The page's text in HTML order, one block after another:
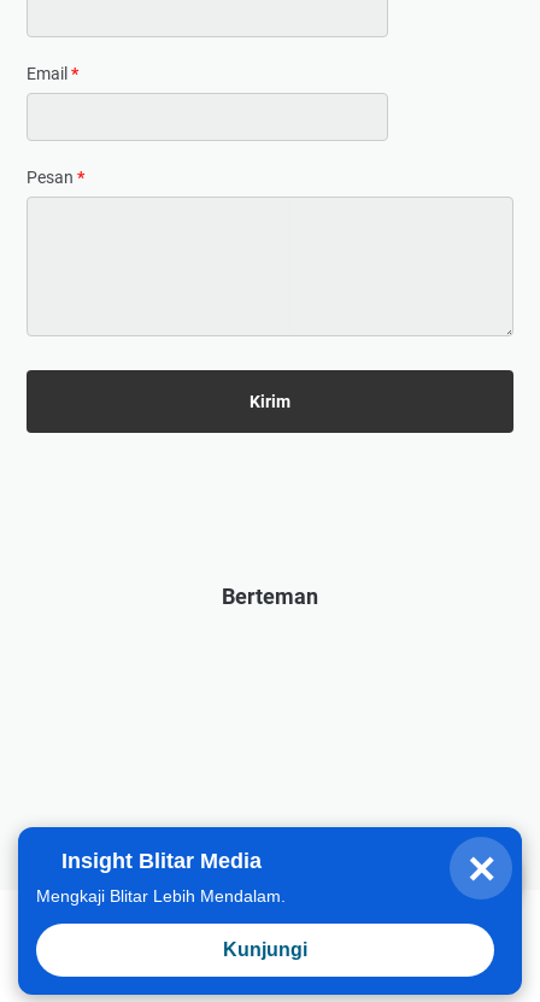
×
Insight Blitar Media
Mengkaji Blitar Lebih Mendalam.
Kunjungi
Email *
Pesan *
Halo, hari ini gimana?
Berteman
Beranda Tentang
© 2023 -Jurnal Rasa | Ahmad Fahrizal Aziz Official Blog